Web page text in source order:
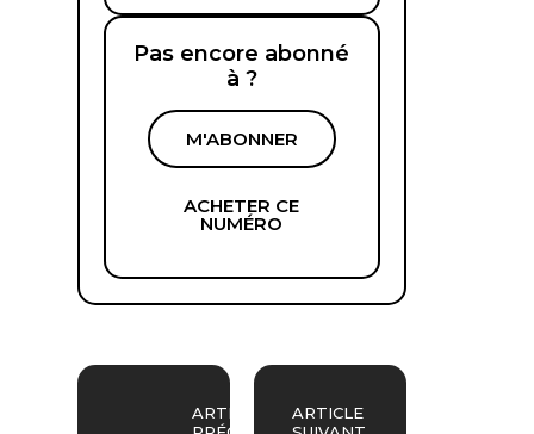
Pas encore abonné
à ?
M'ABONNER
ACHETER CE
NUMÉRO
ARTICLE
ARTICLE